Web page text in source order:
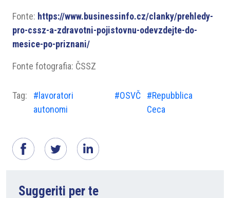
Fonte: https://www.businessinfo.cz/clanky/prehledy-
pro-cssz-a-zdravotni-pojistovnu-odevzdejte-do-
mesice-po-priznani/
Fonte fotografia: ČSSZ
Tag:
#lavoratori
autonomi
#OSVČ
#Repubblica
Ceca
Suggeriti per te